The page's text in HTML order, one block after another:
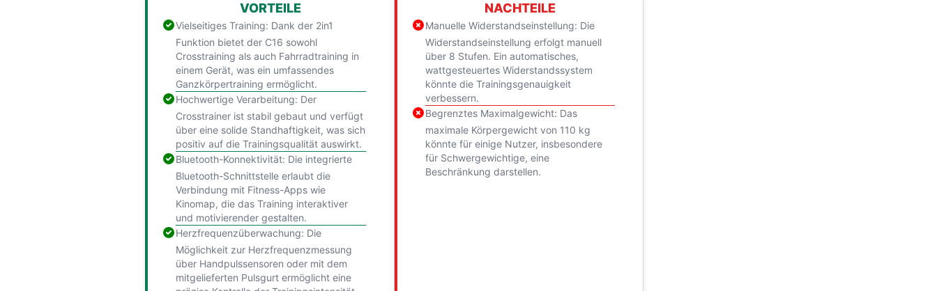
VORTEILE
Vielseitiges Training: Dank der 2in1
Funktion bietet der C16 sowohl
Crosstraining als auch Fahrradtraining in
einem Gerät, was ein umfassendes
Ganzkörpertraining ermöglicht.
Hochwertige Verarbeitung: Der
Crosstrainer ist stabil gebaut und verfügt
über eine solide Standhaftigkeit, was sich
positiv auf die Trainingsqualität auswirkt.
Bluetooth-Konnektivität: Die integrierte
Bluetooth-Schnittstelle erlaubt die
Verbindung mit Fitness-Apps wie
Kinomap, die das Training interaktiver
und motivierender gestalten.
Herzfrequenzüberwachung: Die
Möglichkeit zur Herzfrequenzmessung
über Handpulssensoren oder mit dem
mitgelieferten Pulsgurt ermöglicht eine
NACHTEILE
Manuelle Widerstandseinstellung: Die
Widerstandseinstellung erfolgt manuell
über 8 Stufen. Ein automatisches,
wattgesteuertes Widerstandssystem
könnte die Trainingsgenauigkeit
verbessern.
Begrenztes Maximalgewicht: Das
maximale Körpergewicht von 110 kg
könnte für einige Nutzer, insbesondere
für Schwergewichtige, eine
Beschränkung darstellen.